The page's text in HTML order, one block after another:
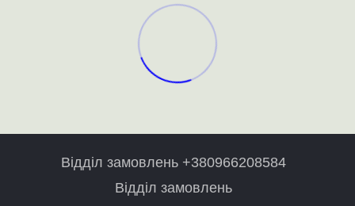
Відділ замовлень +380966208584
Відділ замовлень